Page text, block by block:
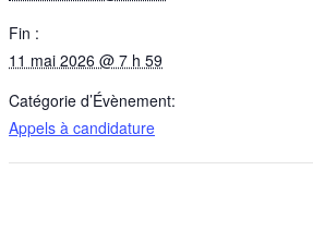
Fin :
11 mai 2026 @ 7 h 59
Catégorie d’Évènement:
Appels à candidature